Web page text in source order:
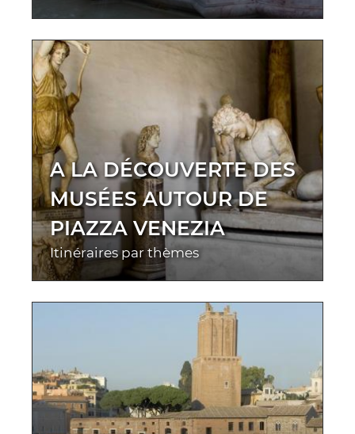
A LA DÉCOUVERTE DES
MUSÉES AUTOUR DE
PIAZZA VENEZIA
Itinéraires par thèmes